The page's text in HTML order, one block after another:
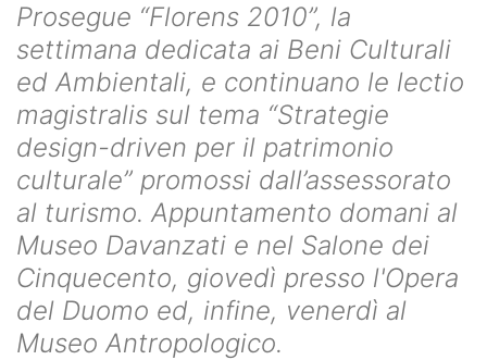
Prosegue “Florens 2010”, la
settimana dedicata ai Beni Culturali
ed Ambientali, e continuano le lectio
magistralis sul tema “Strategie
design-driven per il patrimonio
culturale” promossi dall’assessorato
al turismo. Appuntamento domani al
Museo Davanzati e nel Salone dei
Cinquecento, giovedì presso l'Opera
del Duomo ed, infine, venerdì al
Museo Antropologico.